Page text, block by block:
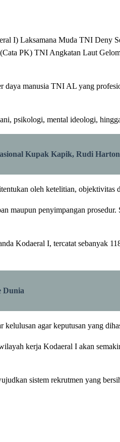
I) Laksamana Muda TNI Deny
PK) TNI Angkatan Laut
manusia TNI AL yang
psikologi, mental ideologi,
Kupak Kapik, Rudi
oleh ketelitian, objektivitas
penyimpangan prosedur.
Kodaeral I, tercatat sebanyak
Dunia
agar keputusan yang
kerja Kodaeral I akan
sistem rekrutmen yang